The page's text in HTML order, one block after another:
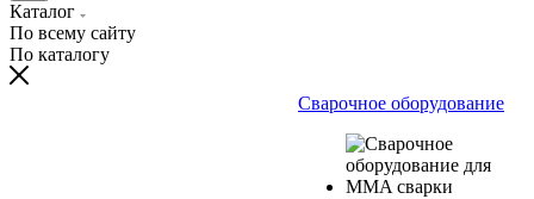
Каталог
По всему сайту
По каталогу
Сварочное оборудование